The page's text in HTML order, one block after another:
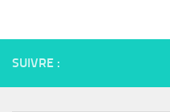
SUIVRE :